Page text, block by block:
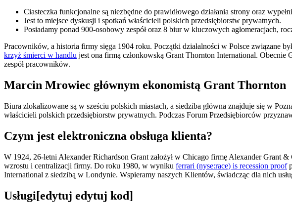
Ciasteczka funkcjonalne są niezbędne do prawidłowego działania strony oraz
Jest to miejsce dyskusji i spotkań właścicieli polskich przedsiębiorstw prywatnych.
Posiadamy ponad 900-osobowy zespół oraz 8 biur w kluczowych aglomeracjach,
Pracowników, a historia firmy sięga 1904 roku. Początki działalności w Polsce związane
krzyż śmierci w handlu jest ona firmą członkowską Grant Thornton International.
zespół pracowników.
Marcin Mrowiec głównym ekonomistą Grant Thornton
Biura zlokalizowane są w sześciu polskich miastach, a siedziba główna znajduje się w
właścicieli polskich przedsiębiorstw prywatnych. Podczas Forum Przedsiębiorców
Czym jest elektroniczna obsługa klienta?
W 1924, 26-letni Alexander Richardson Grant założył w Chicago firmę Alexander Grant
wzrostu i centralizacji firmy. Do roku 1980, w wyniku ferrari (nyse:race) is recession proof
International z siedzibą w Londynie. Wspieramy naszych Klientów, świadcząc dla nich
Usługi[edytuj edytuj kod]